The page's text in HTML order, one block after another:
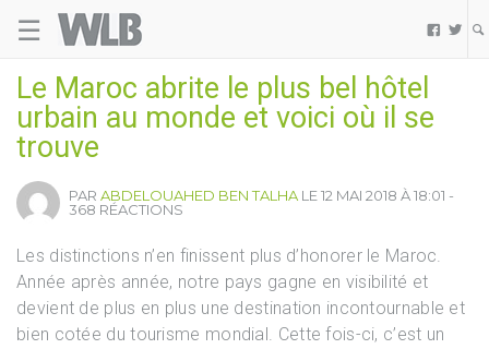
☰  
Le Maroc abrite le plus bel hôtel
urbain au monde et voici où il se
trouve
PAR ABDELOUAHED BEN TALHA LE 12 MAI 2018 À 18:01 -
368 RÉACTIONS
Les distinctions n’en finissent plus d’honorer le Maroc.
Année après année, notre pays gagne en visibilité et
devient de plus en plus une destination incontournable et
bien cotée du tourisme mondial. Cette fois-ci, c’est un